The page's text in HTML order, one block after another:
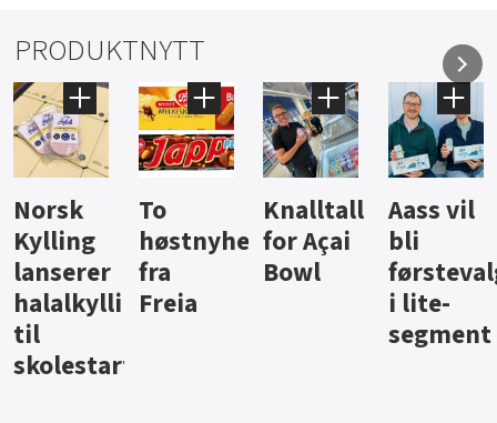
PRODUKTNYTT
Knalltall
for Açai
Bowl
Aass vil
bli
førstevalg
i lite-
Brus og
jus fra
Berentsen
Hard
iste fra
Hansa